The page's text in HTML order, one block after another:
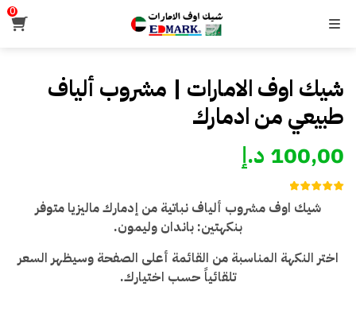
القائمة
0
شيك اوف الامارات | مشروب ألياف
طبيعي من ادمارك
100,00 د.إ
تم التقييم بـ
5.00
بناءً على تقييم
شيك اوف مشروب ألياف نباتية من إدمارك ماليزيا متوفر
بنكهتين: باندان وليمون.
اختر النكهة المناسبة من القائمة أعلى الصفحة وسيظهر السعر
تلقائياً حسب اختيارك.